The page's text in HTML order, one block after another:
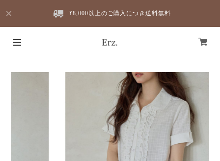
¥8,000以上のご購入につき送料無料